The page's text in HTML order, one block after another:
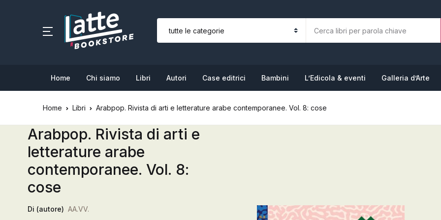
Home Chi siamo Libri Autori Case editrici Bambini L’Edicola & eventi Galleria d’Arte
SHOP BY CATEGORY
Autori
Bambini
L’Edicola & eventi
La tua
Home Libri Arabpop. Rivista di arti e letterature arabe contemporanee. Vol. 8: cose
Arabpop. Rivista di arti e
letterature arabe
contemporanee. Vol. 8:
cose
Di (autore) AA.VV.